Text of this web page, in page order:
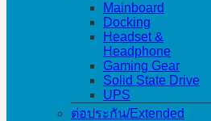
Mainboard
Docking
Headset &
Headphone
Gaming Gear
Solid State Drive
UPS
ต่อประกัน/Extended